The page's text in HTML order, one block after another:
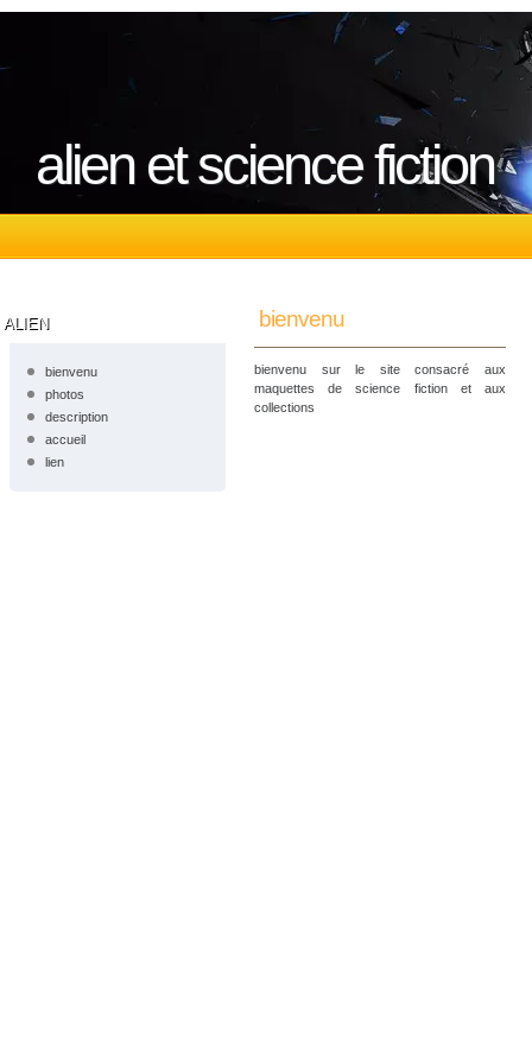
alien et science fiction
ALIEN
bienvenu
photos
description
accueil
lien
bienvenu
bienvenu sur le site consacré aux
maquettes de science fiction et aux
collections